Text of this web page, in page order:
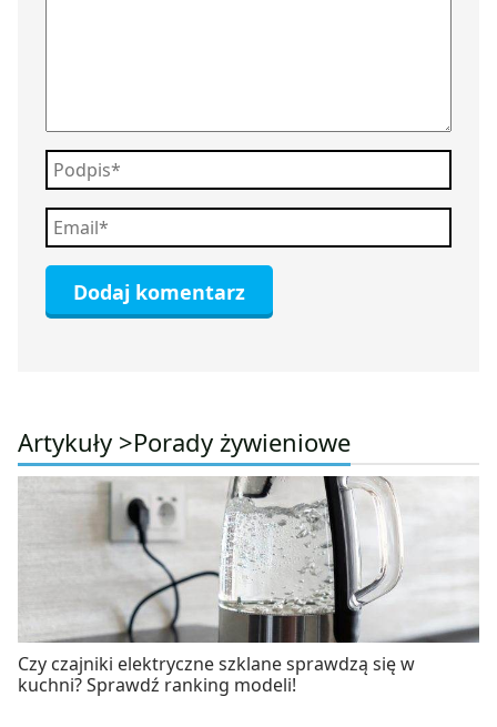
Artykuły >Porady żywieniowe
Czy czajniki elektryczne szklane sprawdzą się w
kuchni? Sprawdź ranking modeli!